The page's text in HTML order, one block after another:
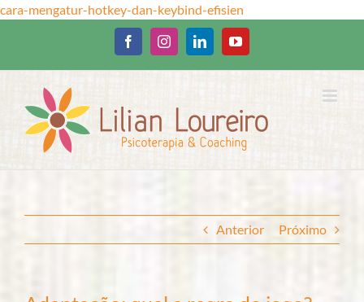
cara-mengatur-hotkey-dan-keybind-efisien
para
conteúdo
FacebookInstagramLinkedInYouTube
Anterior Próximo